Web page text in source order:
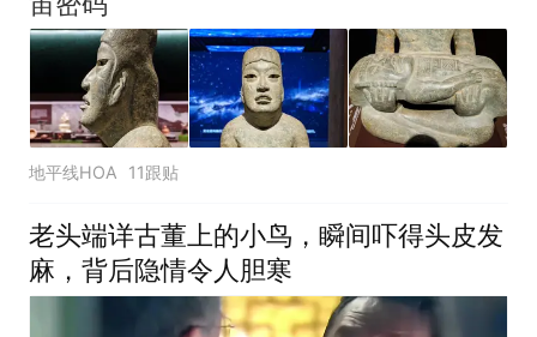
地平线HOA 11跟贴
老头端详古董上的小鸟，瞬间吓得头皮发
麻，背后隐情令人胆寒